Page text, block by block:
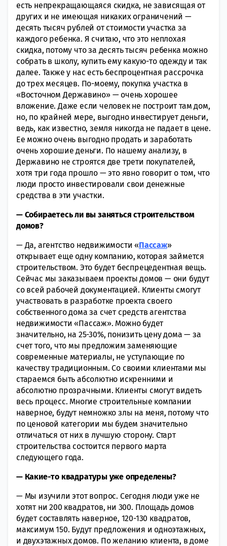
есть непрекращающаяся скидка, не зависящая от
других и не имеющая никаких ограничений —
десять тысяч рублей от стоимости участка за
каждого ребенка. Я считаю, что это неплохая
скидка, потому что за десять тысяч ребенка можно
собрать в школу, купить ему какую-то одежду и так
далее. Также у нас есть беспроцентная рассрочка
до трех месяцев. По-моему, покупка участка в
«Восточном Державино» — очень хорошее
вложение. Даже если человек не построит там дом,
но, по крайней мере, выгодно инвестирует деньги,
ведь, как известно, земля никогда не падает в цене.
Ее можно очень выгодно продать и заработать
очень хорошие деньги. По нашему анализу, в
Державино не строятся две трети покупателей,
хотя три года прошло — это явно говорит о том, что
люди просто инвестировали свои денежные
средства в эти участки.
— Собираетесь ли вы заняться строительством
домов?
— Да, агентство недвижимости «Пассаж»
открывает еще одну компанию, которая займется
строительством. Это будет беспрецедентная вещь.
Сейчас мы заказываем проекты домов — они будут
со всей рабочей документацией. Клиенты смогут
участвовать в разработке проекта своего
собственного дома за счет средств агентства
недвижимости «Пассаж». Можно будет
значительно, на 25-30%, понизить цену дома — за
счет того, что мы предложим заменяющие
современные материалы, не уступающие по
качеству традиционным. Со своими клиентами мы
стараемся быть абсолютно искренними и
абсолютно прозрачными. Клиенты смогут видеть
весь процесс. Многие строительные компании
наверное, будут немножко злы на меня, потому что
по ценовой категории мы будем значительно
отличаться от них в лучшую сторону. Старт
строительства состоится первого марта
следующего года.
— Какие-то квадратуры уже определены?
— Мы изучили этот вопрос. Сегодня люди уже не
хотят ни 200 квадратов, ни 300. Площадь домов
будет составлять наверное, 120-130 квадратов,
максимум 150. Будут предложения и одноэтажных,
и двухэтажных домов. По желанию клиента, в доме